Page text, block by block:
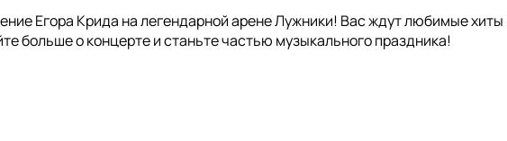
Егора Крида на легендарной арене Лужники! Вас ждут любимые
больше о концерте и станьте частью музыкального праздника!